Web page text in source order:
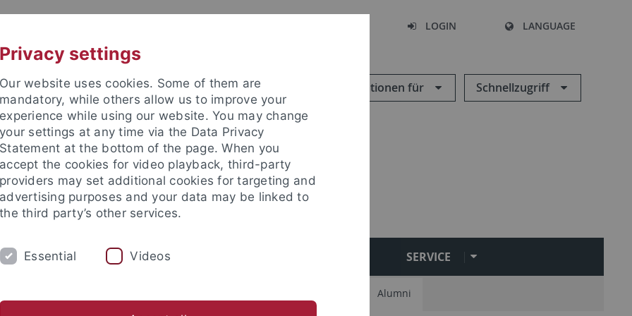
LOGIN LANGUAGE
Informationen für Schnellzugriff
Fakultät
TEACHING RESEARCH SERVICE
Alumni
Privacy settings
Our website uses cookies. Some of them are
mandatory, while others allow us to improve your
experience while using our website. You may change
your settings at any time via the Data Privacy
Statement at the bottom of the page. When you
accept the cookies for video playback, third-party
providers may set additional cookies for targeting and
advertising purposes and your data may be linked to
the third party’s other services.
Essential Videos